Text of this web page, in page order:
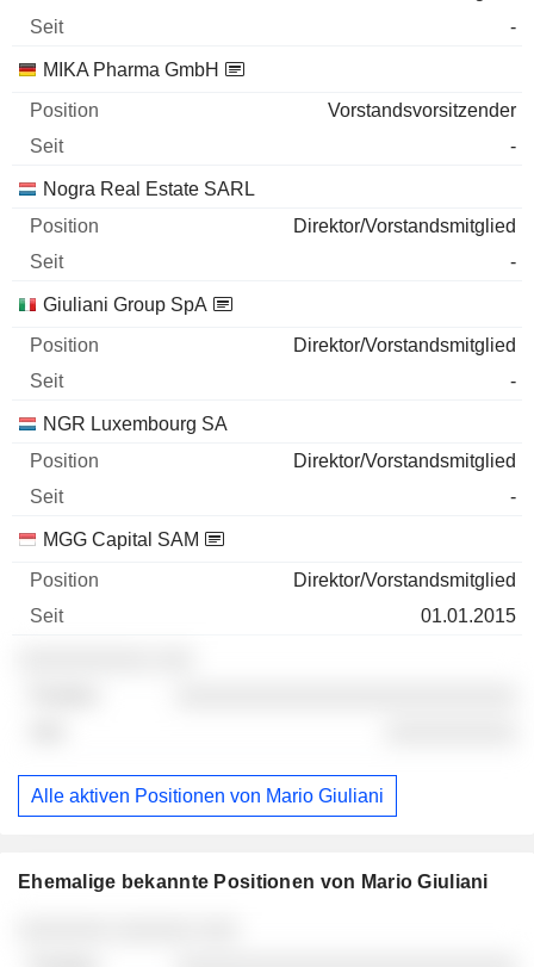
-
MIKA Pharma GmbH
Vorstandsvorsitzender
-
Nogra Real Estate SARL
Direktor/Vorstandsmitglied
-
Giuliani Group SpA
Direktor/Vorstandsmitglied
-
NGR Luxembourg SA
Direktor/Vorstandsmitglied
-
MGG Capital SAM
Direktor/Vorstandsmitglied
01.01.2015
Alle aktiven Positionen von Mario Giuliani
Ehemalige bekannte Positionen von Mario Giuliani